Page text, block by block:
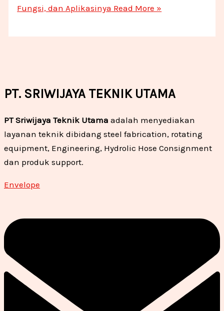
Fungsi, dan Aplikasinya Read More »
PT. SRIWIJAYA TEKNIK UTAMA
PT Sriwijaya Teknik Utama adalah menyediakan
layanan teknik dibidang steel fabrication, rotating
equipment, Engineering, Hydrolic Hose Consignment
dan produk support.
Envelope